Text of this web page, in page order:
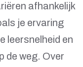
afhankelijk
je ervaring
leersnelheid en
de weg. Over